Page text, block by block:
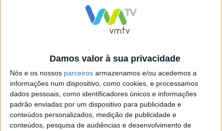
Damos valor à sua privacidade
Nós e os nossos parceiros armazenamos e/ou acedemos a
informações num dispositivo, como cookies, e processamos
dados pessoais, como identificadores únicos e informações
padrão enviadas por um dispositivo para publicidade e
conteúdos personalizados, medição de publicidade e
conteúdos, pesquisa de audiências e desenvolvimento de
de Ópera Portuguesa (LOP).
A primeira conferência do ciclo “A Mulher portuguesa e
a multifuncionalidade do seu papel no decurso da
História” seguiu-se, com as intervenções de Paulo
Freitas, Coordenador do CIMF, com a comunicação “A
Revolta da Maria da Fonte” e de Duarte Azinheira,